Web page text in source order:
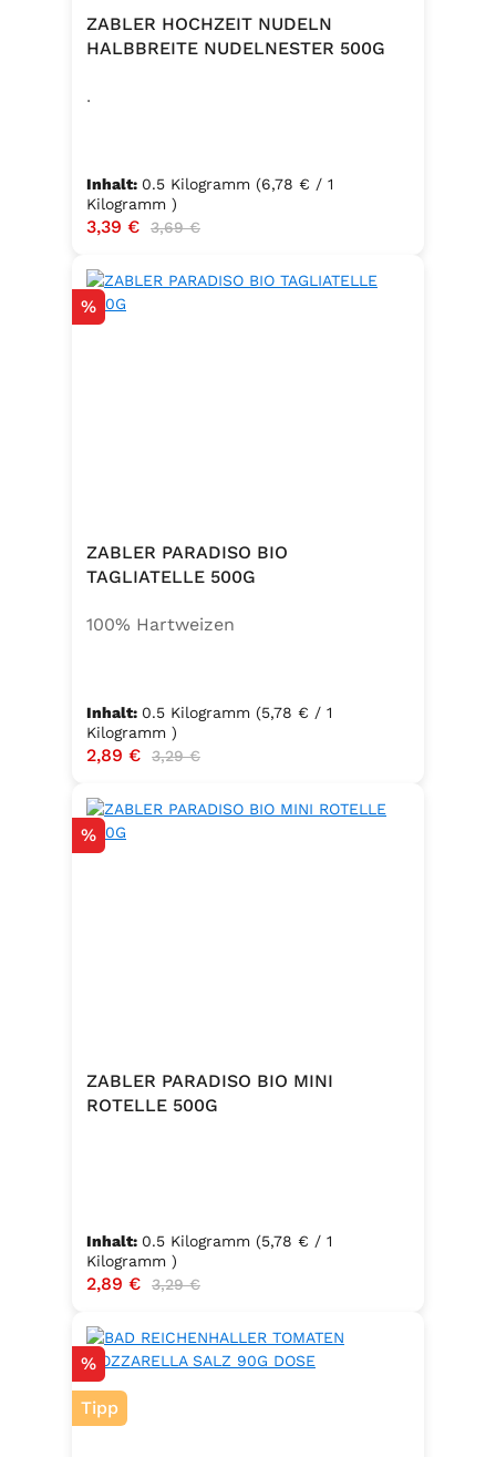
ZABLER HOCHZEIT NUDELN
HALBBREITE NUDELNESTER 500G
.
Inhalt: 0.5 Kilogramm (6,78 € / 1
Kilogramm )
Verkaufspreis:
3,39 € Regulärer Preis:
3,69 €
Rabatt
%
ZABLER PARADISO BIO
TAGLIATELLE 500G
100% Hartweizen
Inhalt: 0.5 Kilogramm (5,78 € / 1
Kilogramm )
Verkaufspreis:
2,89 € Regulärer Preis:
3,29 €
Rabatt
%
ZABLER PARADISO BIO MINI
ROTELLE 500G
Inhalt: 0.5 Kilogramm (5,78 € / 1
Kilogramm )
Verkaufspreis:
2,89 € Regulärer Preis:
3,29 €
Rabatt
%
Tipp